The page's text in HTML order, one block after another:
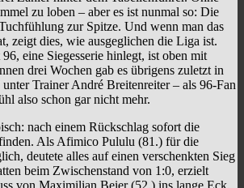
zu loben – aber es ist nunmal so: Die
zur Spitze. Und wenn man das
zeigt dies, wie ausgeglichen die Liga ist.
eine Siegesserie hinlegt, ist oben mit
drei Wochen gab es übrigens zuletzt in
Trainer André Breitenreiter – als 96-Fan
also schon gar nicht mehr.
nach einem Rückschlag sofort die
Als Afimico Pululu (81.) für die
deutete alles auf einen verschenkten Sieg
beim Zwischenstand von 1:0, erzielt